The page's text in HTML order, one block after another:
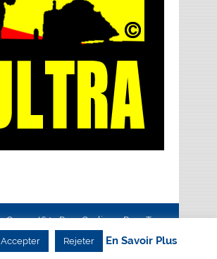
Creanet64- Pour Cyclisme Pour Tous
Accepter Rejeter En Savoir Plus